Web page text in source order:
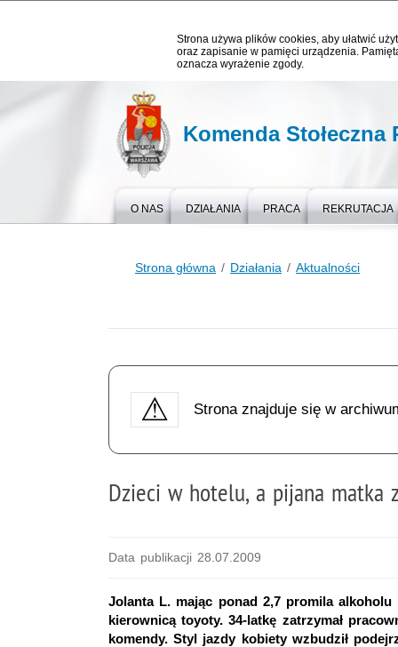
Strona używa plików cookies, aby ułatwić
oraz zapisanie w pamięci urządzenia.
oznacza wyrażenie zgody.
Komenda Stołeczna
O NAS DZIAŁANIA PRACA REKRUTACJA
Strona główna Działania Aktualności
Strona znajduje się w
Dzieci w hotelu, a pijana matka
Data publikacji 28.07.2009
Jolanta L. mając ponad 2,7 promila
kierownicą toyoty. 34-latkę zatrzymał
komendy. Styl jazdy kobiety wzbudził